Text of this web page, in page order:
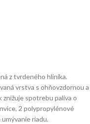
z tvrdeného hliníka.
vrstva s ohňovzdornou a
spotrebu paliva o
2 polypropylénové
riadu.